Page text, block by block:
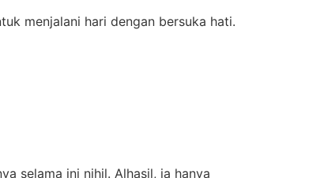
menjalani hari dengan bersuka hati.
selama ini nihil. Alhasil, ia hanya